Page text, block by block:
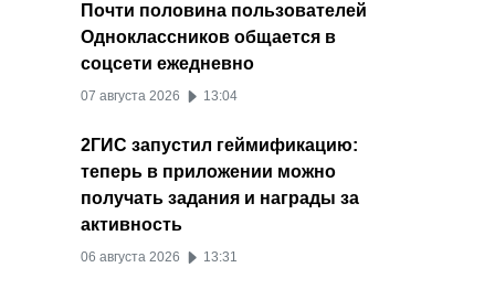
Почти половина пользователей
Одноклассников общается в
соцсети ежедневно
07 августа 2026 13:04
2ГИС запустил геймификацию:
теперь в приложении можно
получать задания и награды за
активность
06 августа 2026 13:31